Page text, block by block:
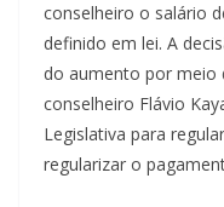
conselheiro o salário
definido em lei. A
do aumento por meio
conselheiro Flávio
Legislativa para
regularizar o